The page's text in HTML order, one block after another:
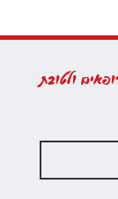
ולטובת